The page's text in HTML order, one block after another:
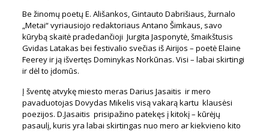
Be žinomų poetų E. Ališankos, Gintauto Dabrišiaus, žurnalo
„Metai“ vyriausiojo redaktoriaus Antano Šimkaus, savo
kūrybą skaitė pradedančioji Jurgita Jasponytė, šmaikštusis
Gvidas Latakas bei festivalio svečias iš Airijos – poetė Elaine
Feerey ir ją išvertęs Dominykas Norkūnas. Visi – labai skirtingi
ir dėl to įdomūs.
Į šventę atvykę miesto meras Darius Jasaitis ir mero
pavaduotojas Dovydas Mikelis visą vakarą kartu klausėsi
poezijos. D.Jasaitis prisipažino patekęs į kitokį – kūrėjų
pasaulį, kuris yra labai skirtingas nuo mero ar kiekvieno kito